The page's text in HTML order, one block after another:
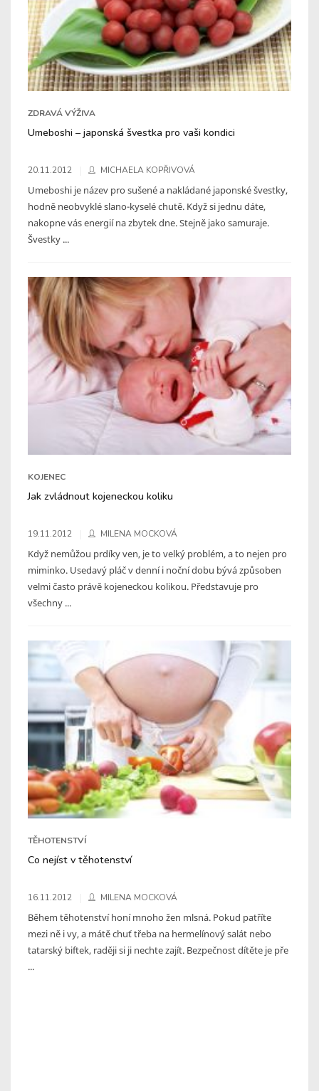
ZDRAVÁ VÝŽIVA
Umeboshi – japonská švestka pro vaši kondici
20.11.2012 MICHAELA KOPŘIVOVÁ
Umeboshi je název pro sušené a nakládané japonské švestky,
hodně neobvyklé slano-kyselé chutě. Když si jednu dáte,
nakopne vás energií na zbytek dne. Stejně jako samuraje.
Švestky ...
KOJENEC
Jak zvládnout kojeneckou koliku
19.11.2012 MILENA MOCKOVÁ
Když nemůžou prdíky ven, je to velký problém, a to nejen pro
miminko. Usedavý pláč v denní i noční dobu bývá způsoben
velmi často právě kojeneckou kolikou. Představuje pro
všechny ...
TĚHOTENSTVÍ
Co nejíst v těhotenství
16.11.2012 MILENA MOCKOVÁ
Během těhotenství honí mnoho žen mlsná. Pokud patříte
mezi ně i vy, a mátě chuť třeba na hermelínový salát nebo
tatarský biftek, raději si ji nechte zajít. Bezpečnost dítěte je pře
...